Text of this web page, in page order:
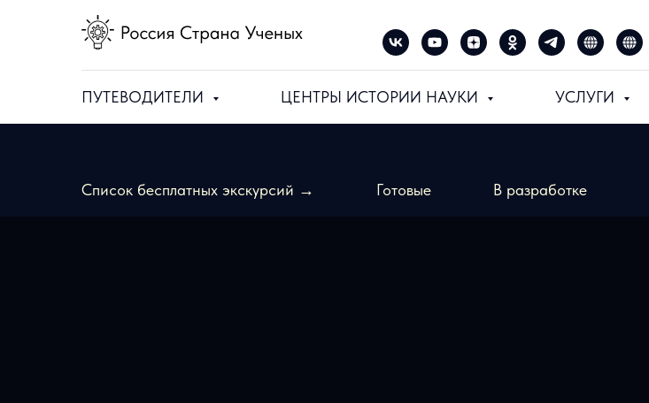
ПУТЕВОДИТЕЛИ ЦЕНТРЫ ИСТОРИИ НАУКИ УСЛУГИ
Список бесплатных экскурсий → Готовые В разработке